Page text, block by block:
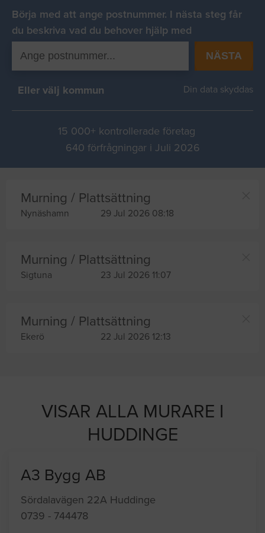
Börja med att ange postnummer. I nästa steg får
du beskriva vad du behover hjälp med
NÄSTA
Eller välj kommun Din data skyddas
15 000+ kontrollerade företag
640 förfrågningar i Juli 2026
Murning / Plattsättning
Nynäshamn 29 Jul 2026 08:18
Murning / Plattsättning
Sigtuna 23 Jul 2026 11:07
Murning / Plattsättning
Ekerö 22 Jul 2026 12:13
VISAR ALLA MURARE I
HUDDINGE
A3 Bygg AB
Sördalavägen 22A Huddinge
0739 - 744478